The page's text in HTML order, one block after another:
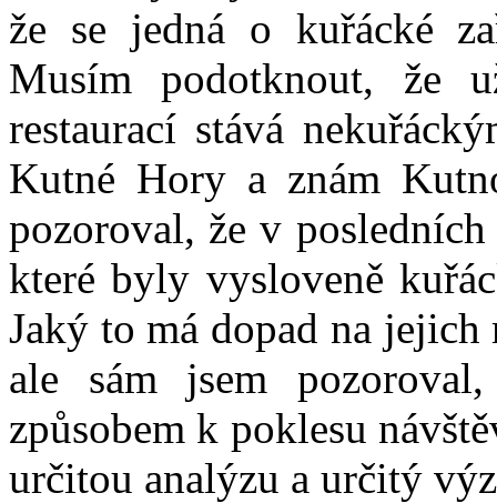
že se jedná o kuřácké
Musím podotknout, že
restaurací stává
Kutné Hory a znám
pozoroval, že v
které byly vysloveně
Jaký to má dopad na
ale sám jsem
způsobem k poklesu
určitou analýzu a určitý